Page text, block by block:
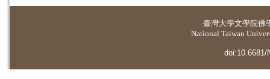
臺灣大學文學院佛
National Taiwan
doi:10.6681/